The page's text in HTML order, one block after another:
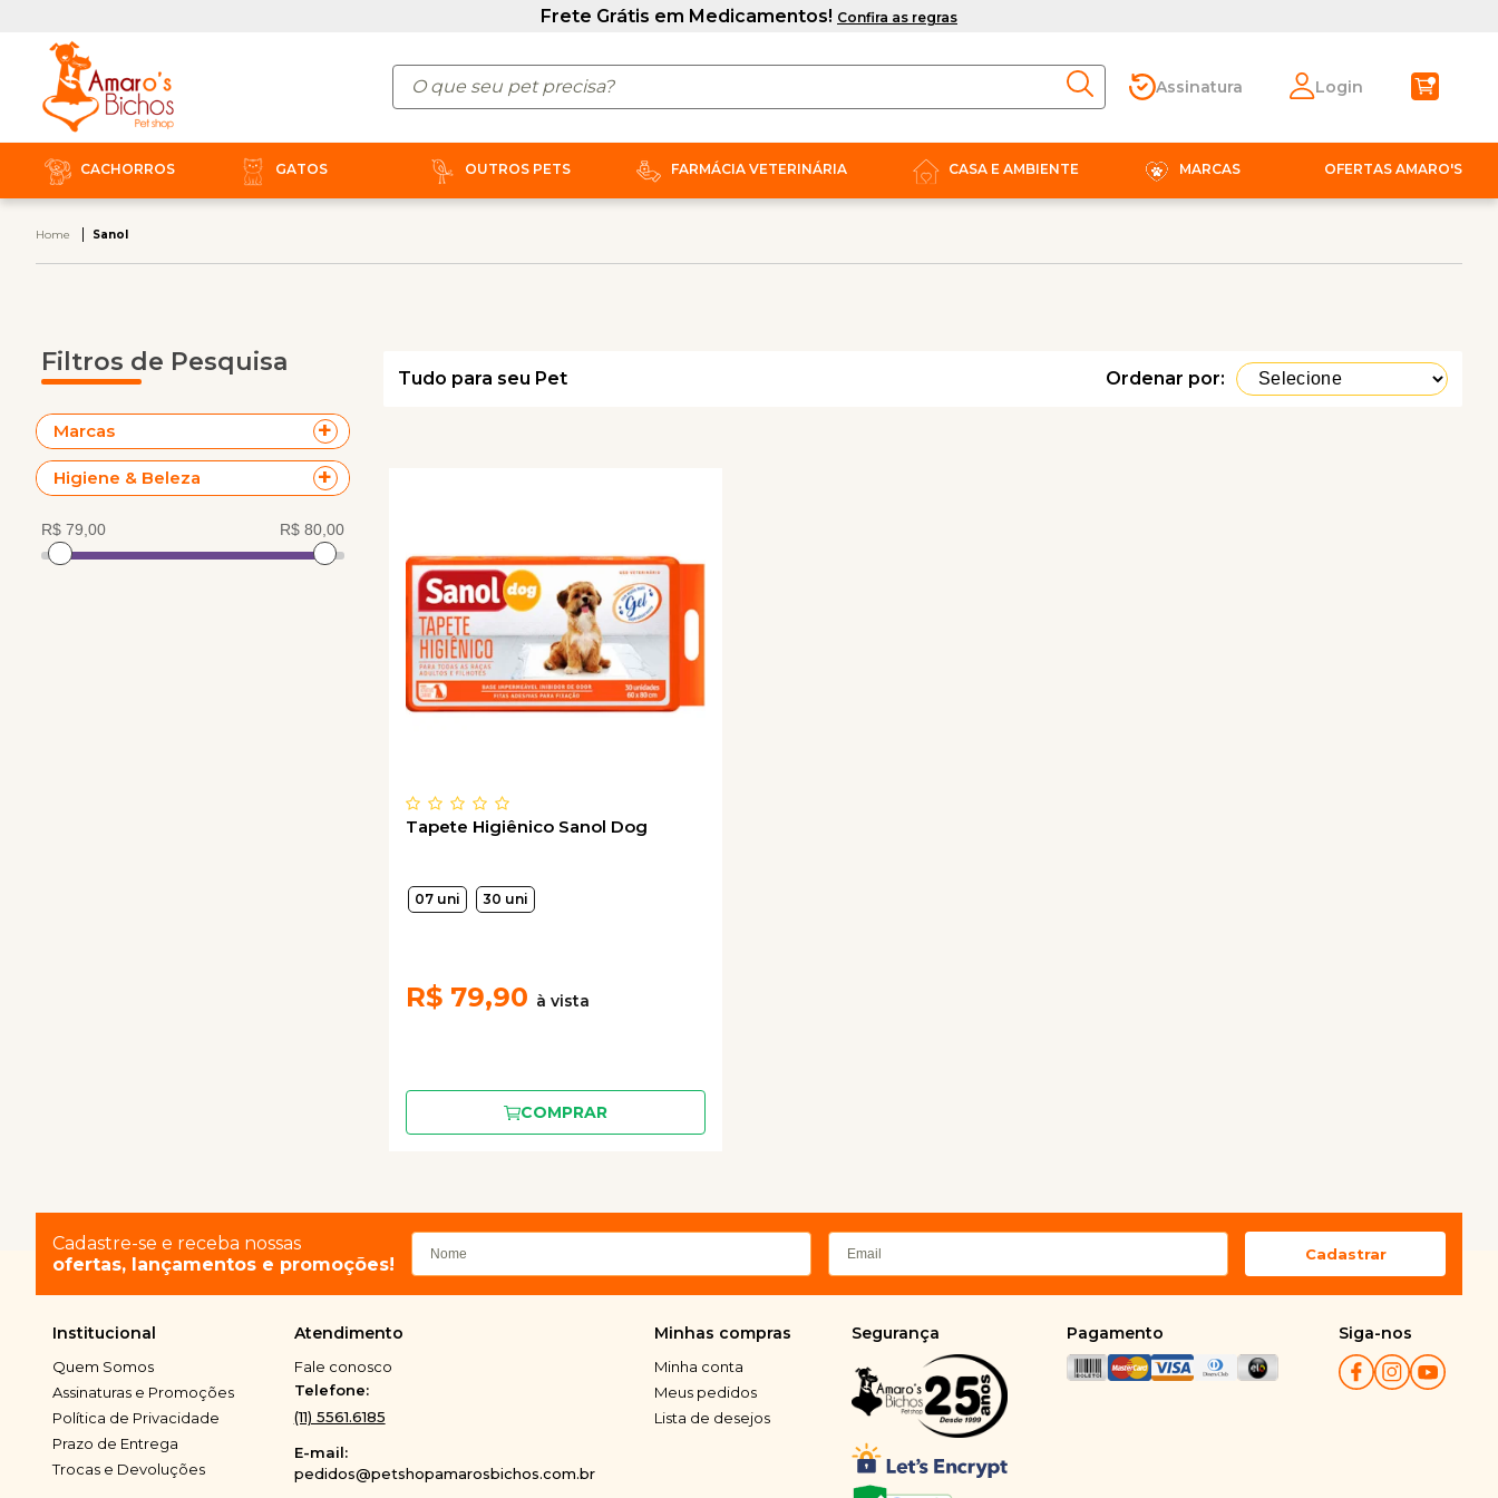
Assinatura Login
CACHORROS GATOS OUTROS PETS FARMÁCIA VETERINÁRIA CASA E AMBIENTE MARCAS OFERTAS AMARO'S
Home Sanol
Filtros de Pesquisa
Marcas
Higiene & Beleza
Tudo para seu Pet Ordenar por:
Tapete Higiênico Sanol Dog
07 uni 30 uni
R$ 79,90
COMPRAR
Cadastre-se e receba nossas
ofertas, lançamentos e promoções!
Institucional
Quem Somos
Assinaturas e Promoções
Política de Privacidade
Prazo de Entrega
Trocas e Devoluções
Atendimento
Fale conosco
Telefone:
(11) 5561.6185
E-mail:
pedidos@petshopamarosbichos.com.br
Minhas compras
Minha conta
Meus pedidos
Lista de desejos
Segurança Pagamento Siga-nos